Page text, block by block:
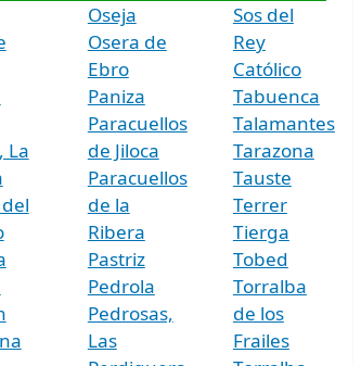
La
Oseja
Osera de
Ebro
Paniza
Paracuellos
de Jiloca
Paracuellos
de la
Ribera
Pastriz
Pedrola
Pedrosas,
Las
Sos del
Rey
Católico
Tabuenca
Talamantes
Tarazona
Tauste
Terrer
Tierga
Tobed
Torralba
de los
Frailes